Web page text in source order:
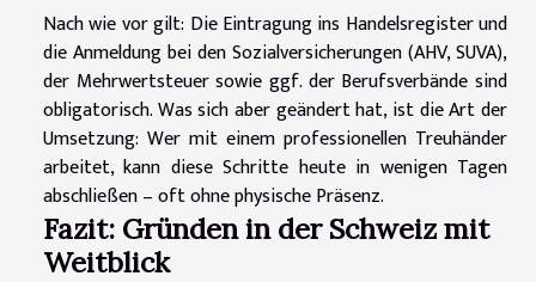
Nach wie vor gilt: Die Eintragung ins Handelsregister und
die Anmeldung bei den Sozialversicherungen (AHV, SUVA),
der Mehrwertsteuer sowie ggf. der Berufsverbände sind
obligatorisch. Was sich aber geändert hat, ist die Art der
Umsetzung: Wer mit einem professionellen Treuhänder
arbeitet, kann diese Schritte heute in wenigen Tagen
abschließen – oft ohne physische Präsenz.
Fazit: Gründen in der Schweiz mit
Weitblick